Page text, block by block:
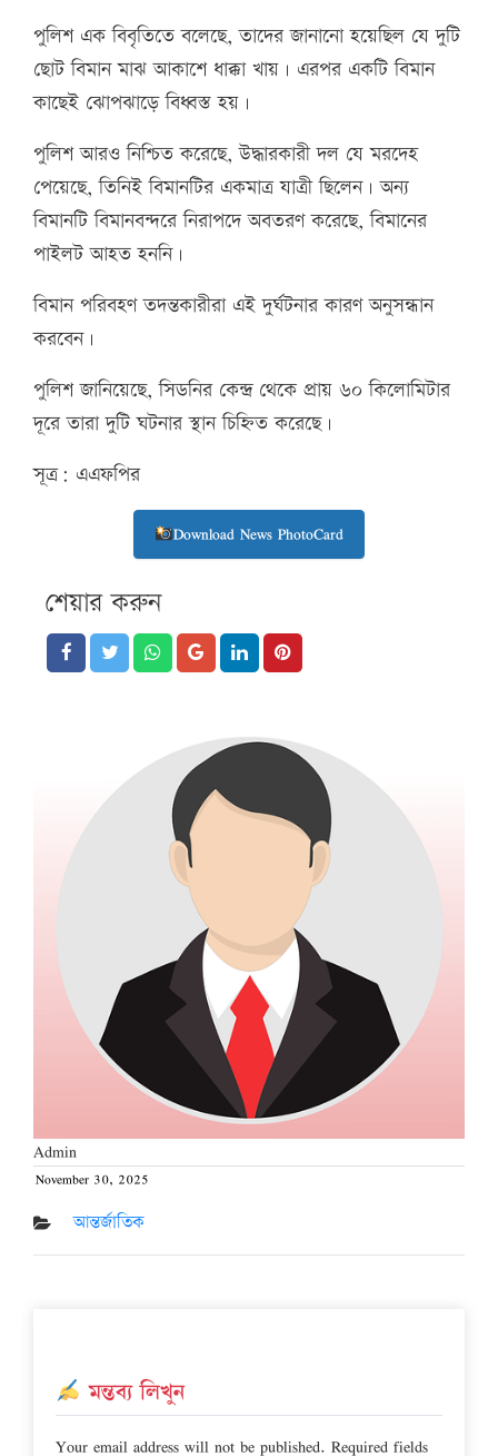
পুলিশ এক বিবৃতিতে বলেছে, তাদের জানানো হয়েছিল যে দুটি
ছোট বিমান মাঝ আকাশে ধাক্কা খায়। এরপর একটি বিমান
কাছেই ঝোপঝাড়ে বিধ্বস্ত হয়।
পুলিশ আরও নিশ্চিত করেছে, উদ্ধারকারী দল যে মরদেহ
পেয়েছে, তিনিই বিমানটির একমাত্র যাত্রী ছিলেন। অন্য
বিমানটি বিমানবন্দরে নিরাপদে অবতরণ করেছে, বিমানের
পাইলট আহত হননি।
বিমান পরিবহণ তদন্তকারীরা এই দুর্ঘটনার কারণ অনুসন্ধান
করবেন।
পুলিশ জানিয়েছে, সিডনির কেন্দ্র থেকে প্রায় ৬০ কিলোমিটার
দূরে তারা দুটি ঘটনার স্থান চিহ্নিত করেছে।
সূত্র: এএফপির
Download News PhotoCard
শেয়ার করুন
Admin
Posted
on
November 30, 2025
আন্তর্জাতিক
মন্তব্য লিখুন
Your email address will not be published. Required fields